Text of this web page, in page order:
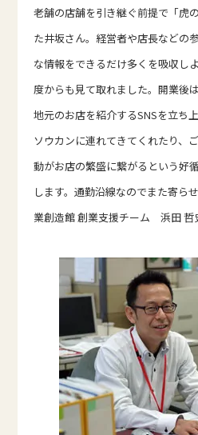
老舗の店舗を引き継ぐ前提で「虎
た井坂さん。経営者や店長などの
な情報をできるだけ多くを吸収し
度からも見て取れました。開業後
地元のお店を紹介するSNSを立ち
ソウカンに連れてきてくれたり、
動がお店の繁盛に繋がるという好
します。通勤沿線なのでまた寄ら
業創造館 創業支援チーム 浜田 哲